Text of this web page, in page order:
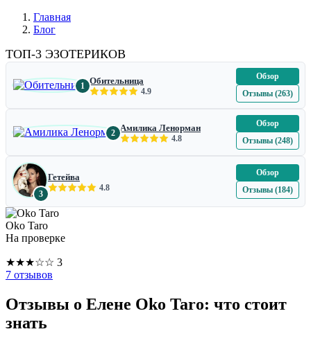
Главная
Блог
ТОП-3 ЭЗОТЕРИКОВ
1 Обительница
4.9
Обзор
Отзывы (263)
2 Амилика Ленорман
4.8
Обзор
Отзывы (248)
3
Гетейва
4.8
Обзор
Отзывы (184)
Oko Taro
На проверке
★★★☆☆ 3
7 отзывов
Отзывы о Елене Oko Taro: что стоит
знать